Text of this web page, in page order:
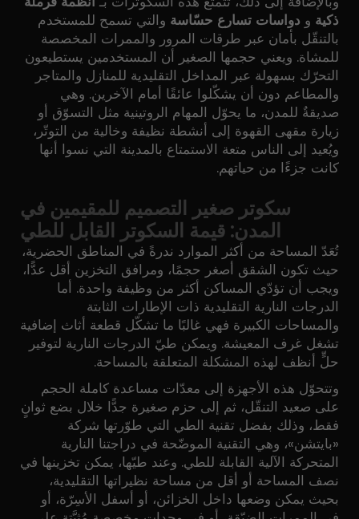
ذكية و دواسات تسارع حسّاسة والتي تسمح للمستخدم
بالتنقّل بأمان عبر طرقات المرور والممرات المخصصة
للمشاة. ويعني حجمها الصغير أن المستخدمين يستطيعون
التحرّك بسهولة عبر المداخل التقليدية للمنازل والمتاجر
والمطاعم دون أن يشكّلوا عائقًا أمام الآخرين. وهي
صديقةٌ للمدن، ما يحوّل المهام الروتينية مثل التسوّق أو
زيارة مقهى القهوة إلى أنشطة نظيفة وخالية من التوتّر،
ويُعيد إلى الناس متعة الاستمتاع بالمدينة التي نسوا أنها
كانت جزءًا من حياتهم.
سكوتر صغير التصميم للمقيمين في
المدن: قيمة السكوتر القابل للطي
تُعَدّ المساحة من أكثر الموارد ندرةً في المناطق الحضرية،
حيث تكون الشقق أصغر حجمًا، ومرافق التخزين أقل عدًّا،
ويجب أن تؤدّي المساكن أكثر من وظيفة واحدة. أما
الدرجات النارية التقليدية ذات الإطارات الثابتة
والمساحات الكبيرة فهي غالبًا ما تشكّل قطعة أثاث إضافية
تشغل غرف المعيشة. ويمكن طيّ الدرجات النارية لتوفير
حلٍّ أنظف لهذه المشكلة المتعلقة بالمساحة.
وتتحوّل هذه الأجهزة إلى معدّات مساعدة كاملة الحجم
على صعيد التنقّل، ثم إلى حزم صغيرة جدًّا خلال بضع ثوانٍ
فقط، وذلك بفضل تقنية الطي التي طوّرتها شركة
«بايتشن»، وهي التقنية الموضّحة في دراجتنا النارية
المتحركة الآلية القابلة للطي. وعند طيّها، يمكن تخزينها في
نصف المساحة أو أقل من مساحة نظيراتها التقليدية،
بحيث يمكن وضعها داخل الخزائن، أو أسفل الأسِرّة، أو